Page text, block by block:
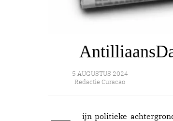
5 AUGUSTUS 2024
Redactie Curacao